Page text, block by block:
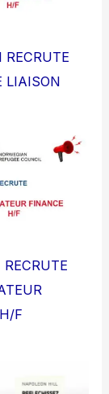
RECRUTE
LIAISON
F